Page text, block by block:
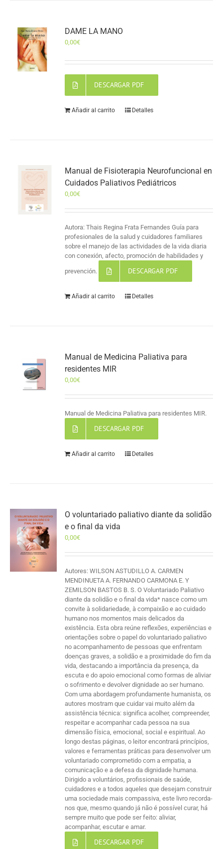
DAME LA MANO
0,00€
DESCARGAR PDF
Añadir al carrito Detalles
Manual de Fisioterapia Neurofuncional en
Cuidados Paliativos Pediátricos
0,00€
Autora: Thais Regina Frata Fernandes Guía para
profesionales de la salud y cuidadores familiares
sobre el manejo de las actividades de la vida diaria
con conexión, afecto, promoción de habilidades y
prevención. DESCARGAR PDF
Añadir al carrito Detalles
Manual de Medicina Paliativa para
residentes MIR
0,00€
Manual de Medicina Paliativa para residentes MIR.
DESCARGAR PDF
Añadir al carrito Detalles
O voluntariado paliativo diante da solidão
e o final da vida
0,00€
Autores: WILSON ASTUDILLO A. CARMEN
MENDINUETA A. FERNANDO CARMONA E. Y
ZEMILSON BASTOS B. S. O Voluntariado Paliativo
diante da solidão e o final da vida* nasce como um
convite à solidariedade, à compaixão e ao cuidado
humano nos momentos mais delicados da
existência. Esta obra reúne reflexões, experiências e
orientações sobre o papel do voluntariado paliativo
no acompanhamento de pessoas que enfrentam
doenças graves, a solidão e a proximidade do fim da
vida, destacando a importância da presença, da
escuta e do apoio emocional como formas de aliviar
o sofrimento e devolver dignidade ao ser humano.
Com uma abordagem profundamente humanista, os
autores mostram que cuidar vai muito além da
assistência técnica: significa acolher, compreender,
respeitar e acompanhar cada pessoa na sua
dimensão física, emocional, social e espiritual. Ao
longo destas páginas, o leitor encontrará princípios,
valores e ferramentas práticas para desenvolver um
voluntariado comprometido com a empatia, a
comunicação e a defesa da dignidade humana.
Dirigido a voluntários, profissionais de saúde,
cuidadores e a todos aqueles que desejam construir
uma sociedade mais compassiva, este livro recorda-
nos que, mesmo quando já não é possível curar, há
sempre muito que pode ser feito: aliviar,
acompanhar, escutar e amar.
DESCARGAR PDF